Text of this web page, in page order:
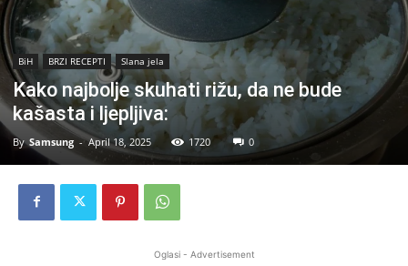
BiH BRZI RECEPTI Slana jela
Kako najbolje skuhati rižu, da ne bude
kašasta i ljepljiva:
By Samsung - April 18, 2025 1720 0
Oglasi - Advertisement